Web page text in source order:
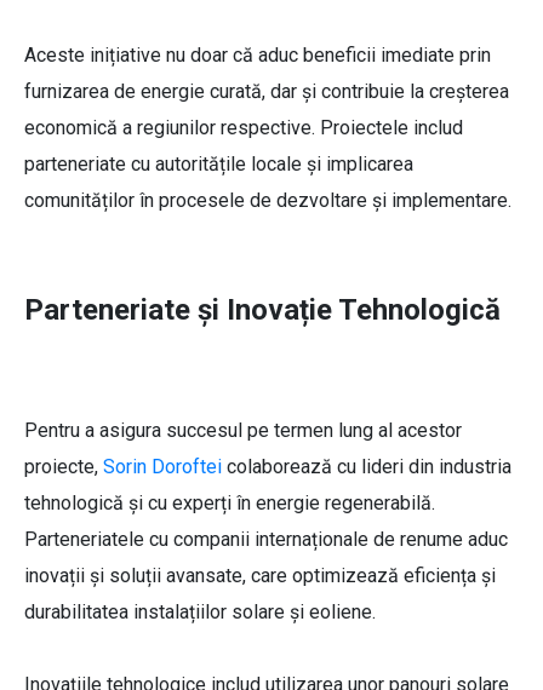
Aceste inițiative nu doar că aduc beneficii imediate prin
furnizarea de energie curată, dar și contribuie la creșterea
economică a regiunilor respective. Proiectele includ
parteneriate cu autoritățile locale și implicarea
comunităților în procesele de dezvoltare și implementare.
Parteneriate și Inovație Tehnologică
Pentru a asigura succesul pe termen lung al acestor
proiecte, Sorin Doroftei colaborează cu lideri din industria
tehnologică și cu experți în energie regenerabilă.
Parteneriatele cu companii internaționale de renume aduc
inovații și soluții avansate, care optimizează eficiența și
durabilitatea instalațiilor solare și eoliene.
Inovațiile tehnologice includ utilizarea unor panouri solare